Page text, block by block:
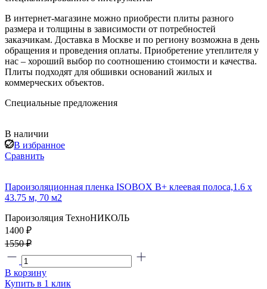
В интернет-магазине можно приобрести плиты разного
размера и толщины в зависимости от потребностей
заказчикам. Доставка в Москве и по региону возможна в день
обращения и проведения оплаты. Приобретение утеплителя у
нас – хороший выбор по соотношению стоимости и качества.
Плиты подходят для обшивки оснований жилых и
коммерческих объектов.
Специальные предложения
В наличии
В избранное
Сравнить
Пароизоляционная пленка ISOBOX В+ клеевая полоса,1.6 x
43.75 м, 70 м2
Пароизоляция ТехноНИКОЛЬ
1400 ₽
1550 ₽
В корзину
Купить в 1 клик